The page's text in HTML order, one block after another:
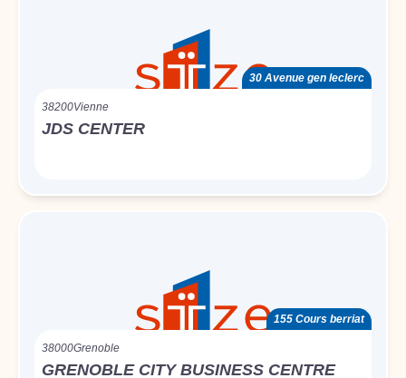
30 Avenue gen leclerc
38200Vienne
JDS CENTER
155 Cours berriat
38000Grenoble
GRENOBLE CITY BUSINESS CENTRE